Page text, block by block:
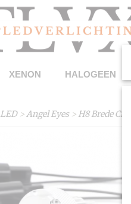
XENON HALOGEEN
LED>Angel Eyes> H8 Brede